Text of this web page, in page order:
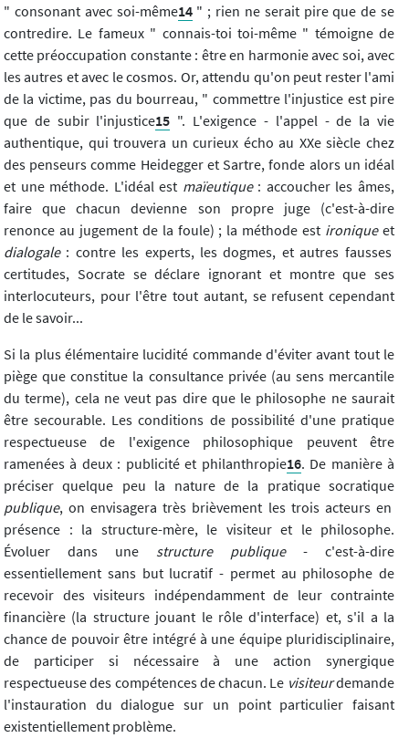
" consonant avec soi-même14" ; rien ne serait pire que de se
contredire. Le fameux " connais-toi toi-même " témoigne de
cette préoccupation constante : être en harmonie avec soi, avec
les autres et avec le cosmos. Or, attendu qu'on peut rester l'ami
de la victime, pas du bourreau, " commettre l'injustice est pire
que de subir l'injustice15 ". L'exigence - l'appel - de la vie
authentique, qui trouvera un curieux écho au XXe siècle chez
des penseurs comme Heidegger et Sartre, fonde alors un idéal
et une méthode. L'idéal est maïeutique : accoucher les âmes,
faire que chacun devienne son propre juge (c'est-à-dire
renonce au jugement de la foule) ; la méthode est ironiqueet
dialogale : contre les experts, les dogmes, et autres fausses
certitudes, Socrate se déclare ignorant et montre que ses
interlocuteurs, pour l'être tout autant, se refusent cependant
de le savoir...
Si la plus élémentaire lucidité commande d'éviter avant tout le
piège que constitue la consultance privée (au sens mercantile
du terme), cela ne veut pas dire que le philosophe ne saurait
être secourable. Les conditions de possibilité d'une pratique
respectueuse de l'exigence philosophique peuvent être
ramenées à deux : publicité et philanthropie16. De manière à
préciser quelque peu la nature de la pratique socratique
publique, on envisagera très brièvement les trois acteurs en
présence : la structure-mère, le visiteur et le philosophe.
Évoluer dans une structure publique - c'est-à-dire
essentiellement sans but lucratif - permet au philosophe de
recevoir des visiteurs indépendamment de leur contrainte
financière (la structure jouant le rôle d'interface) et, s'il a la
chance de pouvoir être intégré à une équipe pluridisciplinaire,
de participer si nécessaire à une action synergique
respectueuse des compétences de chacun. Le visiteurdemande
l'instauration du dialogue sur un point particulier faisant
existentiellement problème.